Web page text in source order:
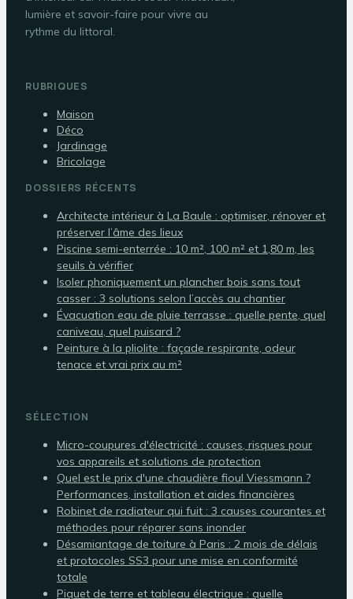
lumière et savoir-faire pour vivre au
rythme du littoral.
RUBRIQUES
Maison
Déco
Jardinage
Bricolage
DOSSIERS RÉCENTS
Architecte intérieur à La Baule : optimiser, rénover et
préserver l’âme des lieux
Piscine semi-enterrée : 10 m², 100 m² et 1,80 m, les
seuils à vérifier
Isoler phoniquement un plancher bois sans tout
casser : 3 solutions selon l’accès au chantier
Évacuation eau de pluie terrasse : quelle pente, quel
caniveau, quel puisard ?
Peinture à la pliolite : façade respirante, odeur
tenace et vrai prix au m²
SÉLECTION
Micro-coupures d'électricité : causes, risques pour
vos appareils et solutions de protection
Quel est le prix d'une chaudière fioul Viessmann ?
Performances, installation et aides financières
Robinet de radiateur qui fuit : 3 causes courantes et
méthodes pour réparer sans inonder
Désamiantage de toiture à Paris : 2 mois de délais
et protocoles SS3 pour une mise en conformité
totale
Piquet de terre et tableau électrique : quelle